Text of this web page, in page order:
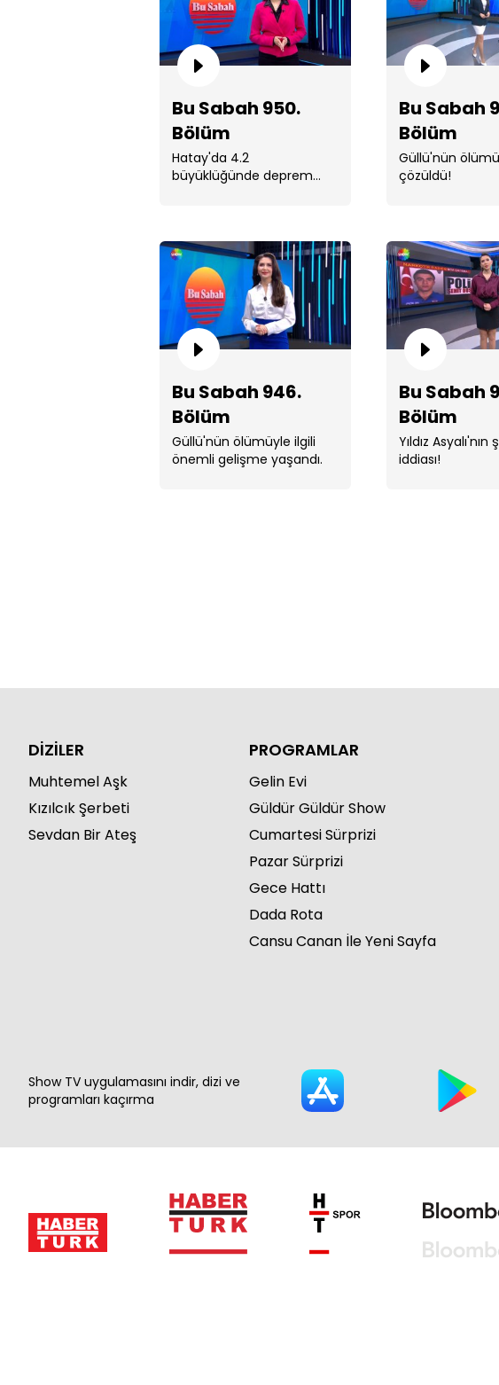
Bu Sabah 950.
Bölüm
Hatay'da 4.2
büyüklüğünde deprem
Bu Sabah
Bölüm
Güllü'nün
çözüldü!
Bu Sabah 946.
Bölüm
Güllü'nün ölümüyle ilgili
önemli gelişme yaşandı.
Bu Sabah
Bölüm
Yıldız Asyalı'nın
iddiası!
DİZİLER
Muhtemel Aşk
Kızılcık Şerbeti
Sevdan Bir Ateş
PROGRAMLAR
Gelin Evi
Güldür Güldür Show
Cumartesi Sürprizi
Pazar Sürprizi
Gece Hattı
Dada Rota
Cansu Canan İle Yeni Sayfa
Show TV uygulamasını indir, dizi ve
programları kaçırma